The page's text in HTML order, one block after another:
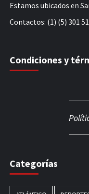
Estamos ubicados en
Contactos: (1) (5) 301
Condiciones y
Categorías